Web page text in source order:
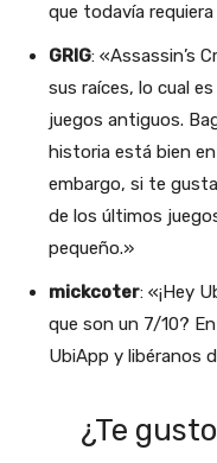
que todavía
GRIG: «Assassin’s
sus raíces, lo cual
juegos antiguos.
historia está bien
embargo, si te
de los últimos
pequeño.»
mickcoter: «¡Hey
que son un 7/10?
UbiApp y libéranos
¿Te